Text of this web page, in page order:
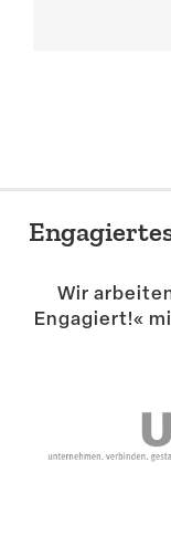
Wir
Engagiert!«